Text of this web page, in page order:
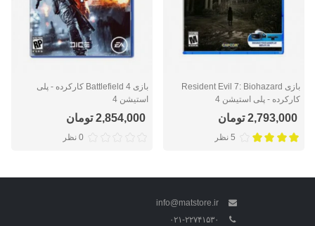
بازی Resident Evil 7: Biohazard
کارکرده - پلی استیشن 4
2,793,000 تومان
5 نظر
بازی Battlefield 4 کارکرده - پلی
استیشن 4
2,854,000 تومان
0 نظر
info@matstore.ir
۰۲۱-۲۲۷۴۱۵۳۰